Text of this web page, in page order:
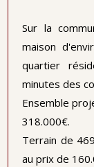
Sur la
maison
quartier
minutes des
Ensemble
318.000€.
Terrain de
au prix de